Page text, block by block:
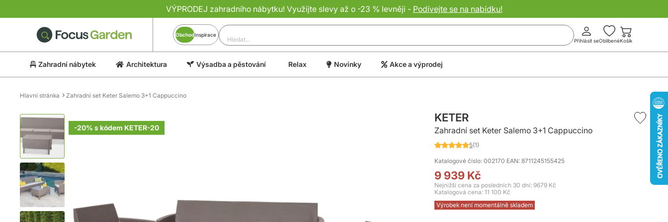
VÝPRODEJ zahradního nábytku! Využijte slevy až o -23 % levněji - Podívejte se na nabídku!
ObchodInspirace
Přihlásit seOblíbenéKošík
Zahradní nábytek Architektura Výsadba a pěstování Relax Novinky Akce a výprodej
Hlavní stránka Zahradní set Keter Salemo 3+1 Cappuccino
Přeskočit
na
konec
galerie
obrázky
-20% s kódem KETER-20
KETER
Zahradní set Keter Salemo 3+1 Cappuccino
Hodnocení:
of
100
5(1)
Katalogové číslo: 002170 EAN: 8711245155425
9 939 Kč
Nejnižší cena za posledních 30 dní: 9679 Kč
Katalogová cena: 11 100 Kč
Výrobek není momentálně skladem